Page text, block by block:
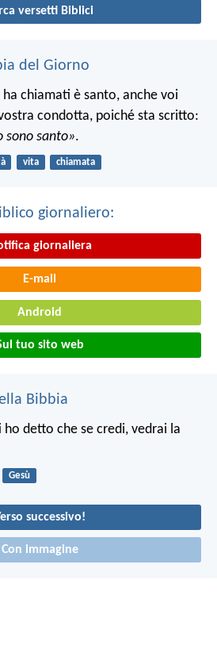
versetti Biblici
del Giorno
chiamati è santo, anche voi
condotta, poiché sta scritto:
sono santo».
vita chiamata
giornaliero:
giornaliera
E-mail
Android
tuo sito web
Bibbia
ho detto che se credi, vedrai la
Gesù
successivo!
Con immagine